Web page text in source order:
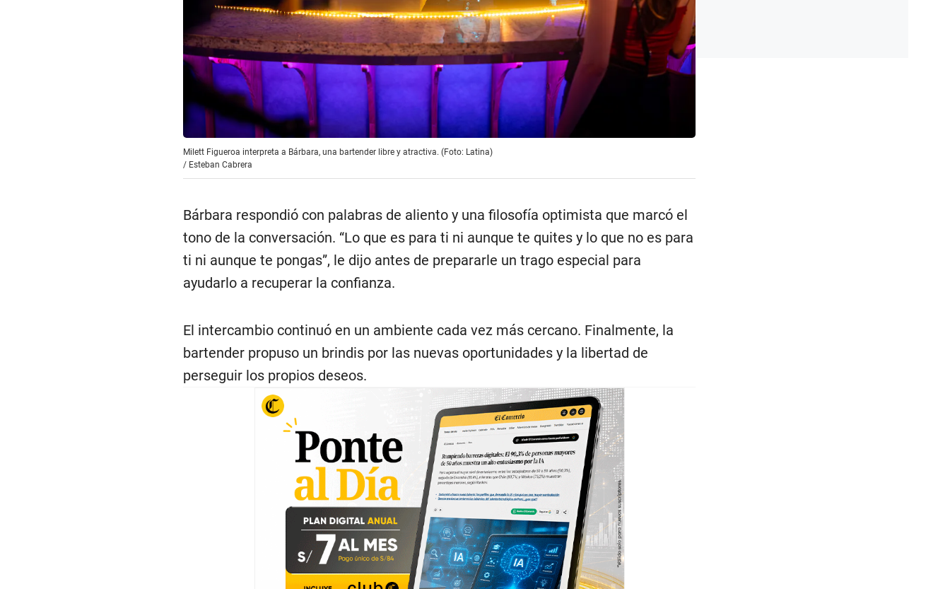
Milett Figueroa interpreta a Bárbara, una bartender libre y atractiva. (Foto: Latina)
/ Esteban Cabrera
Bárbara respondió con palabras de aliento y una filosofía optimista que marcó el
tono de la conversación. “Lo que es para ti ni aunque te quites y lo que no es para
ti ni aunque te pongas”, le dijo antes de prepararle un trago especial para
ayudarlo a recuperar la confianza.
El intercambio continuó en un ambiente cada vez más cercano. Finalmente, la
bartender propuso un brindis por las nuevas oportunidades y la libertad de
perseguir los propios deseos.